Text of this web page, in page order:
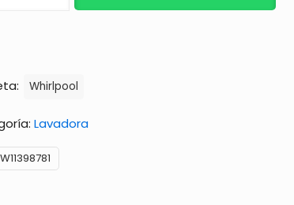
Whirlpool
Lavadora
W11398781